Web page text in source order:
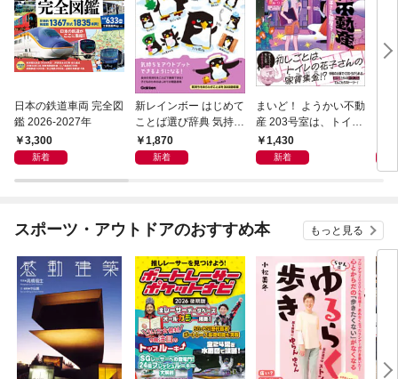
日本の鉄道車両 完全図
鑑 2026-2027年
3,300
新着
新レインボー はじめて
ことば選び辞典 気持ち
のことば
1,870
新着
まいど！ ようかい不動
産 203号室は、トイレ
の花子さんの部屋？
1,430
新着
スポーツ・アウトドアのおすすめ本 もっと見る